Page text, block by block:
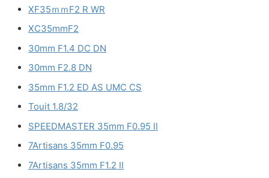
XF35ｍｍF2 R WR
XC35mmF2
30mm F1.4 DC DN
30mm F2.8 DN
35mm F1.2 ED AS UMC CS
Touit 1.8/32
SPEEDMASTER 35mm F0.95 II
7Artisans 35mm F0.95
7Artisans 35mm F1.2 II